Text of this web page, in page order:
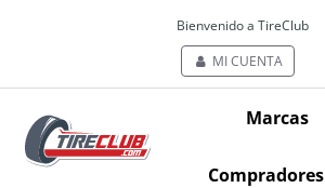
Bienvenido a TireClub
MI CUENTA
Marcas
Compradores